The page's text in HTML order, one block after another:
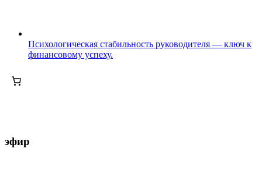
Психологическая стабильность руководителя — ключ к
финансовому успеху.
эфир